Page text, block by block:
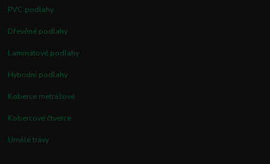
PVC podlahy
Dřevěné podlahy
Laminátové podlahy
Hybridní podlahy
Koberce metrážové
Kobercové čtverce
Umělé trávy